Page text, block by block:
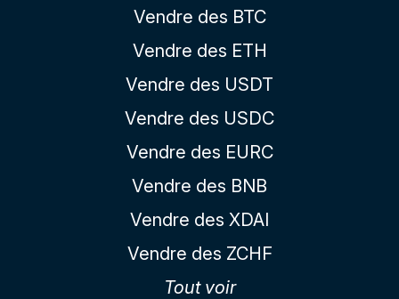
Vendre des BTC
Vendre des ETH
Vendre des USDT
Vendre des USDC
Vendre des EURC
Vendre des BNB
Vendre des XDAI
Vendre des ZCHF
Tout voir